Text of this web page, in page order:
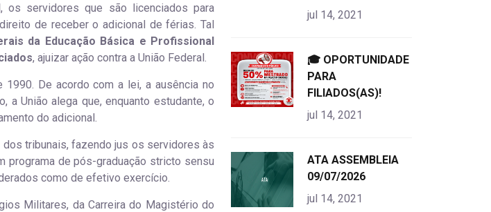
os servidores que são licenciados para
de receber o adicional de férias. Tal
da Educação Básica e Profissional
, ajuizar ação contra a União Federal.
De acordo com a lei, a ausência no
a União alega que, enquanto estudante, o
do adicional.
tribunais, fazendo jus os servidores às
programa de pós-graduação stricto sensu
como de efetivo exercício.
Militares, da Carreira do Magistério do
jul 14, 2021
alt="product">
🎓 OPORTUNIDADE
PARA
FILIADOS(AS)!
jul 14, 2021
alt="product">
ATA ASSEMBLEIA
09/07/2026
jul 14, 2021